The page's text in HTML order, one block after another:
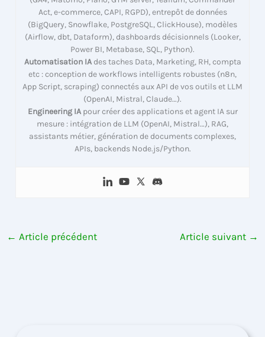
Act, e-commerce, CAPI, RGPD), entrepôt de données
(BigQuery, Snowflake, PostgreSQL, ClickHouse), modèles
(Airflow, dbt, Dataform), dashboards décisionnels (Looker,
Power BI, Metabase, SQL, Python).
Automatisation IAdes taches Data, Marketing, RH, compta
etc : conception de workflows intelligents robustes (n8n,
App Script, scraping) connectés aux API de vos outils et LLM
(OpenAI, Mistral, Claude…).
Engineering IApour créer des applications et agent IA sur
mesure : intégration de LLM (OpenAI, Mistral…), RAG,
assistants métier, génération de documents complexes,
APIs, backends Node.js/Python.
← Article précédent Article suivant →